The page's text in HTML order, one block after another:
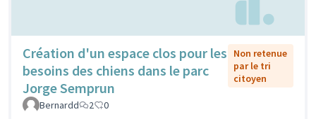
Création d'un espace clos pour les
besoins des chiens dans le parc
Jorge Semprun
Non retenue
par le tri
citoyen
Bernardd 2 0